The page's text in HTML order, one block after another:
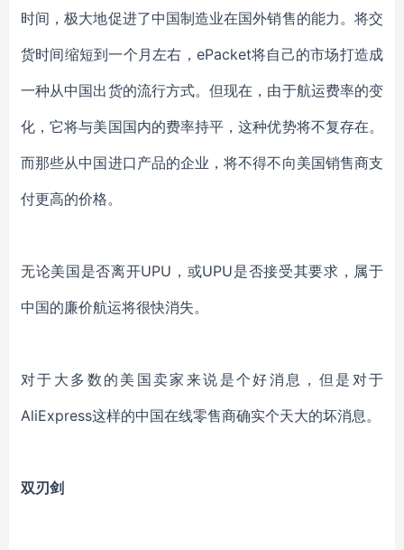
时间，极大地促进了中国制造业在国外销售的能力。将交
货时间缩短到一个月左右，ePacket将自己的市场打造成
一种从中国出货的流行方式。但现在，由于航运费率的变
化，它将与美国国内的费率持平，这种优势将不复存在。
而那些从中国进口产品的企业，将不得不向美国销售商支
付更高的价格。
无论美国是否离开UPU，或UPU是否接受其要求，属于
中国的廉价航运将很快消失。
对于大多数的美国卖家来说是个好消息，但是对于
AliExpress这样的中国在线零售商确实个天大的坏消息。
双刃剑